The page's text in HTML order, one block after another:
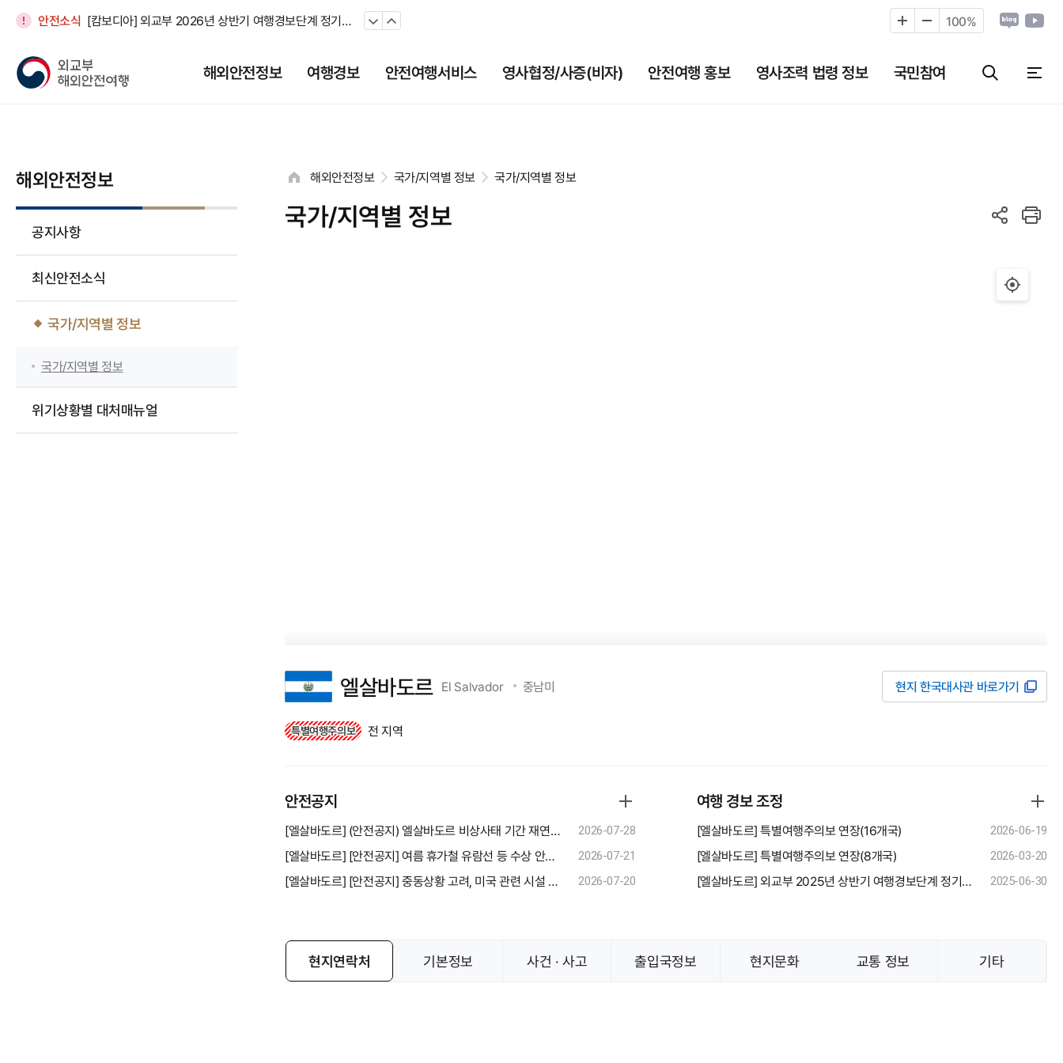
안전소식
[캄보디아] 외교부 2026년 상반기 여행경보단계 정기조정
[호주] [안전공지] 8월 호주 경찰 음주·약물운전 및 교통법규 집중 단속 안내
100%
해외안전정보 여행경보 안전여행서비스 영사협정/사증(비자) 안전여행 홍보 영사조력 법령 정보 국민참여
해외안전정보
공지사항
최신안전소식
국가/지역별 정보
국가/지역별 정보
위기상황별 대처매뉴얼
해외안전정보 국가/지역별 정보 국가/지역별 정보
국가/지역별 정보
엘살바도르 El Salvador 중남미
특별여행주의보 전 지역
현지 한국대사관 바로가기
안전공지
[엘살바도르] (안전공지) 엘살바도르 비상사태 기간 재연장(2026.7.30.~2026.8.28.) 2026-07-28
[엘살바도르] [안전공지] 여름 휴가철 유람선 등 수상 안전사고 주의 2026-07-21
[엘살바도르] [안전공지] 중동상황 고려, 미국 관련 시설 및 행사장 등 방문 및 접근 주의 2026-07-20
여행 경보 조정
[엘살바도르] 특별여행주의보 연장(16개국) 2026-06-19
[엘살바도르] 특별여행주의보 연장(8개국) 2026-03-20
[엘살바도르] 외교부 2025년 상반기 여행경보단계 정기조정 2025-06-30
현지연락처 기본정보 사건 · 사고 출입국정보 현지문화 교통 정보 기타